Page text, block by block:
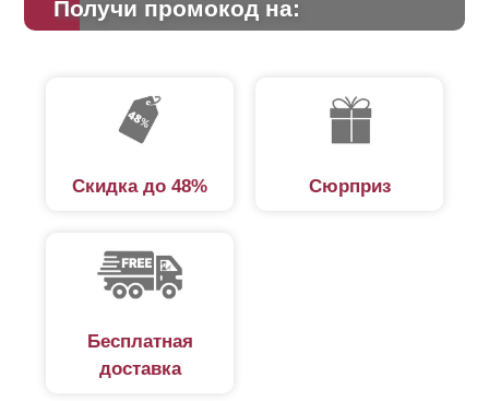
Получи промокод на:
Скидка до 48% Сюрприз
Бесплатная
доставка